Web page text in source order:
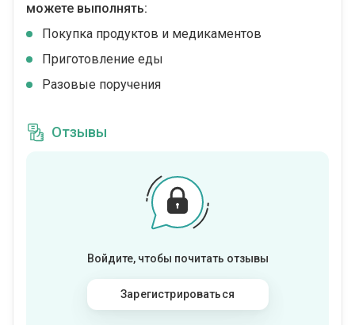
можете выполнять:
Покупка продуктов и медикаментов
Приготовление еды
Разовые поручения
Отзывы
Войдите, чтобы почитать отзывы
Зарегистрироваться